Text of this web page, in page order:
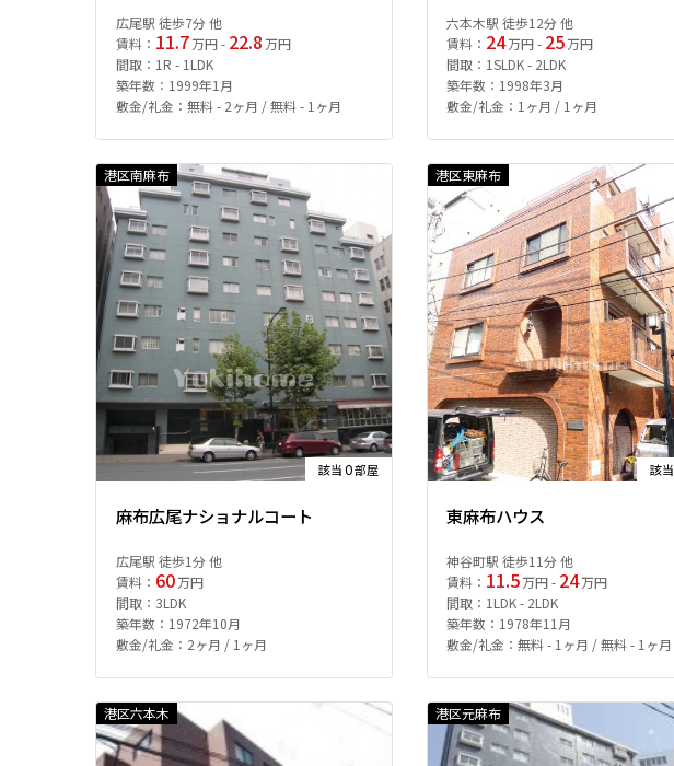
広尾駅 徒歩7分 他
賃料： 11.7 万円 - 22.8 万円
間取：1R - 1LDK
築年数：1999年1月
敷金/礼金：無料 - 2ヶ月 / 無料 - 1ヶ月
六本木駅 徒歩12分 他
賃料： 24万円 - 25万円
間取：1SLDK - 2LDK
築年数：1998年3月
敷金/礼金：1ヶ月 / 1ヶ月
港区南麻布
該当0部屋
麻布広尾ナショナルコート
広尾駅 徒歩1分 他
賃料： 60 万円
間取：3LDK
築年数：1972年10月
敷金/礼金：2ヶ月 / 1ヶ月
港区東麻布
該当
東麻布ハウス
神谷町駅 徒歩11分 他
賃料： 11.5万円 - 24万円
間取：1LDK - 2LDK
築年数：1978年11月
敷金/礼金：無料 - 1ヶ月 / 無料 - 1ヶ月
港区六本木 港区元麻布